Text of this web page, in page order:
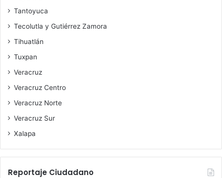
Tantoyuca
Tecolutla y Gutiérrez Zamora
Tihuatlán
Tuxpan
Veracruz
Veracruz Centro
Veracruz Norte
Veracruz Sur
Xalapa
Reportaje Ciudadano